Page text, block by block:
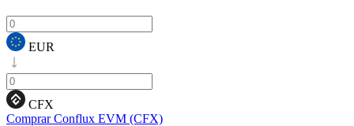
EUR
CFX
Comprar Conflux EVM (CFX)